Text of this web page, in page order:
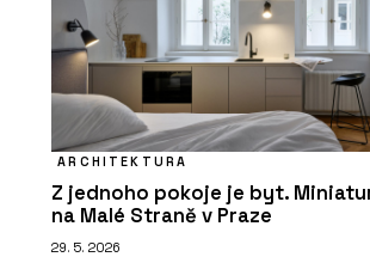
ARCHITEKTURA
Z jednoho pokoje je byt.
na Malé Straně v Praze
29. 5. 2026